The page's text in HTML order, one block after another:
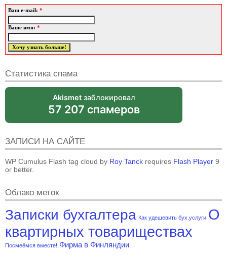
Ваш e-mail: *
Ваше имя: *
Статистика спама
Akismetзаблокировал
57 207 спамеров
ЗАПИСИ НА САЙТЕ
WP Cumulus Flash tag cloud by Roy Tanck requires Flash Player 9
or better.
Облако меток
Записки бухгалтера Как удешевить бух.услуги О
квартирных товариществах
Посмеёмся вместе! Фирма в Финляндии